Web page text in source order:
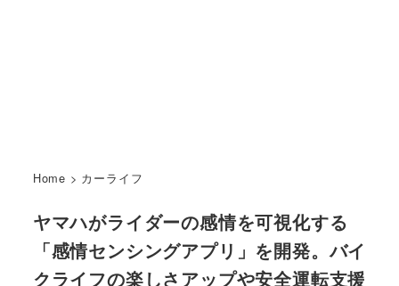
Home > カーライフ
ヤマハがライダーの感情を可視化する
「感情センシングアプリ」を開発。バイ
クライフの楽しさアップや安全運転支援